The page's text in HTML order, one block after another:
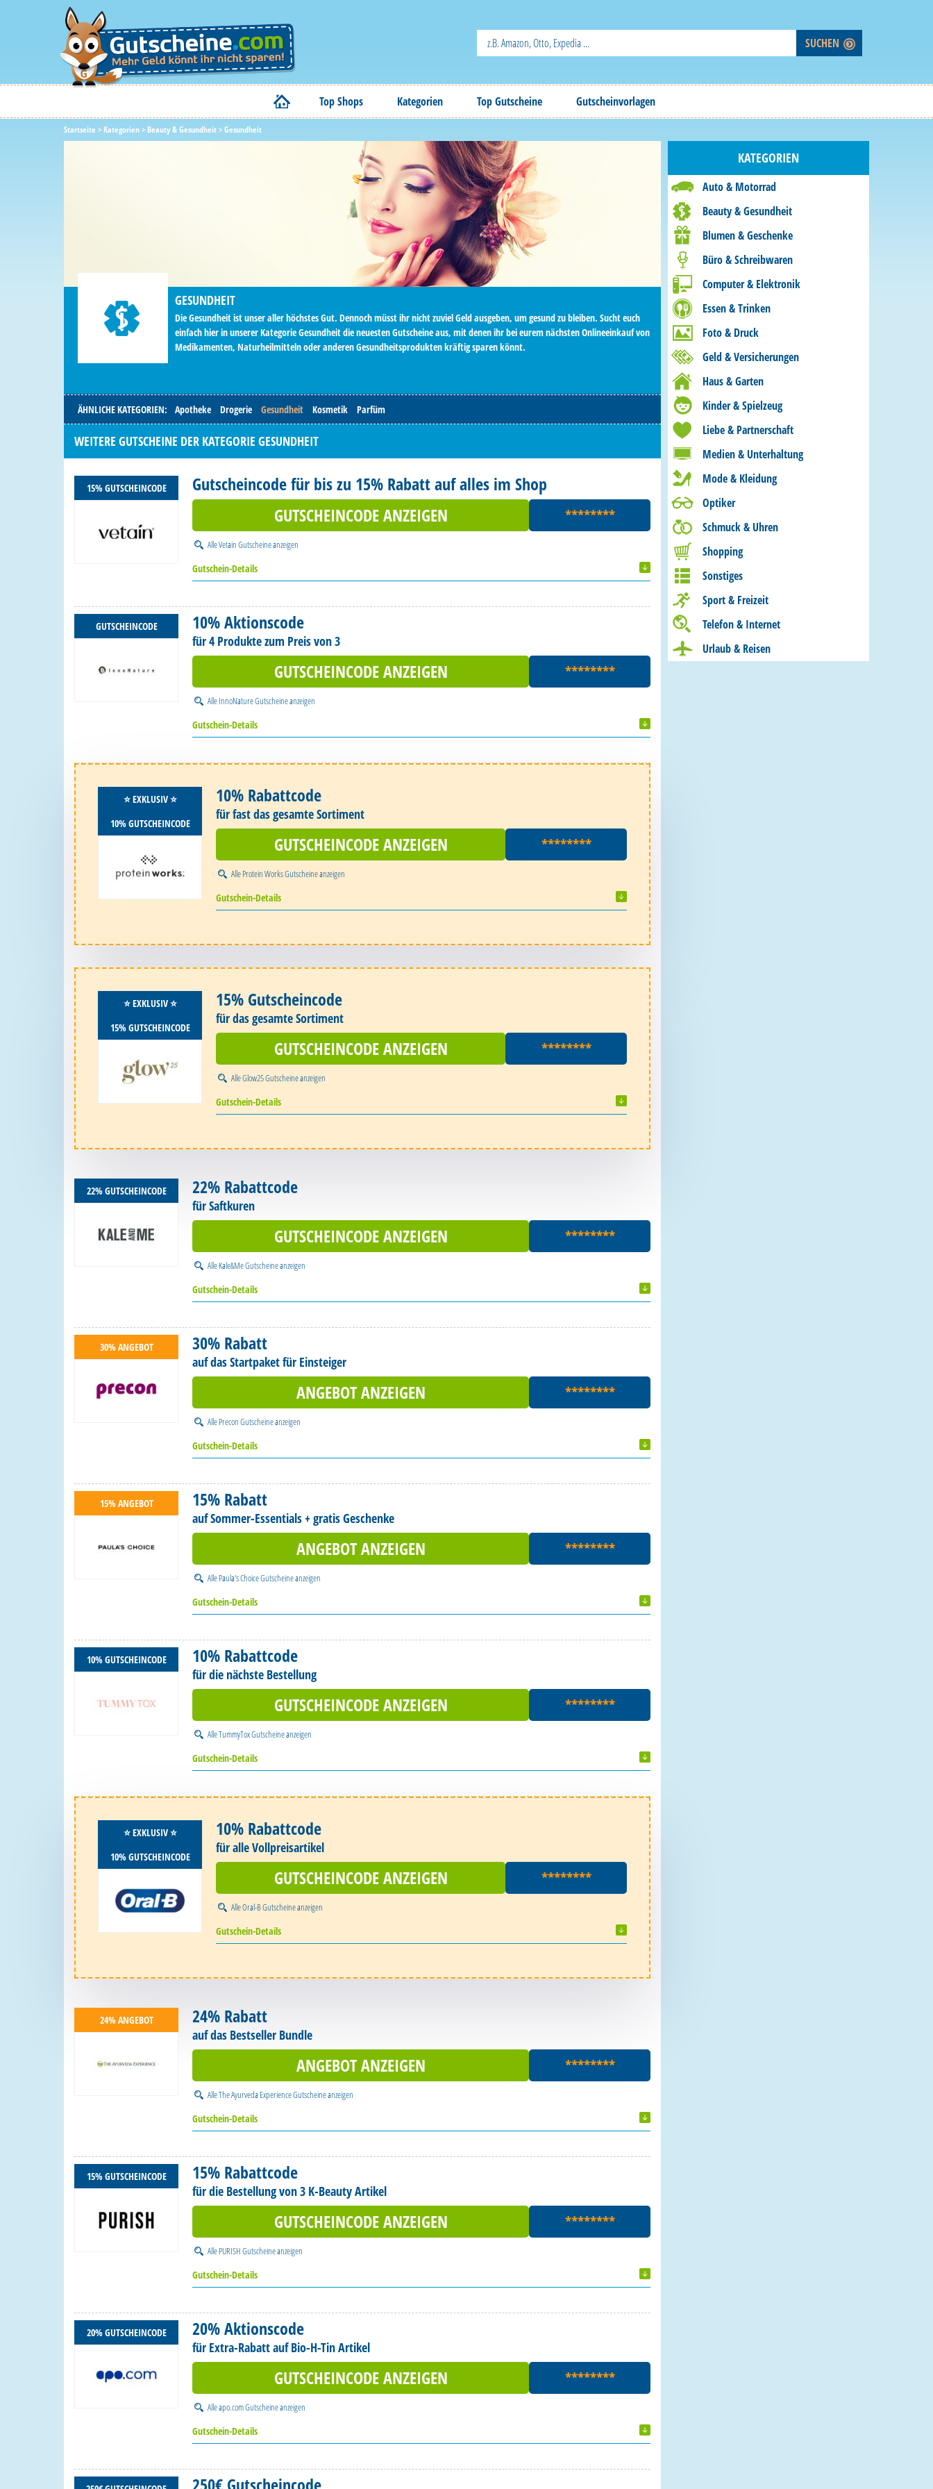
Top Shops Kategorien Top Gutscheine Gutscheinvorlagen
Startseite >Kategorien>Beauty & Gesundheit>Gesundheit
GESUNDHEIT
Die Gesundheit ist unser aller höchstes Gut. Dennoch müsst ihr nicht zuviel Geld ausgeben, um gesund zu bleiben. Sucht euch
einfach hier in unserer Kategorie Gesundheit die neuesten Gutscheine aus, mit denen ihr bei eurem nächsten Onlineeinkauf von
Medikamenten, Naturheilmitteln oder anderen Gesundheitsprodukten kräftig sparen könnt.
ÄHNLICHE KATEGORIEN: Apotheke Drogerie Gesundheit Kosmetik Parfüm
WEITERE GUTSCHEINE DER KATEGORIE GESUNDHEIT
15% GUTSCHEINCODE
Gutscheincode für bis zu 15% Rabatt auf alles im Shop
GUTSCHEINCODE ANZEIGEN
********
AlleVetain Gutscheineanzeigen
Gutschein-Details
GUTSCHEINCODE 10% Aktionscode
für 4 Produkte zum Preis von 3
GUTSCHEINCODE ANZEIGEN ********
AlleInnoNature Gutscheineanzeigen
Gutschein-Details
⭐️ EXKLUSIV ⭐️
10% GUTSCHEINCODE
10% Rabattcode
für fast das gesamte Sortiment
GUTSCHEINCODE ANZEIGEN ********
AlleProtein Works Gutscheineanzeigen
Gutschein-Details
⭐️ EXKLUSIV ⭐️
15% GUTSCHEINCODE
15% Gutscheincode
für das gesamte Sortiment
GUTSCHEINCODE ANZEIGEN ********
AlleGlow25 Gutscheineanzeigen
Gutschein-Details
22% GUTSCHEINCODE 22% Rabattcode
für Saftkuren
GUTSCHEINCODE ANZEIGEN ********
AlleKale&Me Gutscheineanzeigen
Gutschein-Details
30% ANGEBOT 30% Rabatt
auf das Startpaket für Einsteiger
ANGEBOT ANZEIGEN ********
AllePrecon Gutscheineanzeigen
Gutschein-Details
15% ANGEBOT 15% Rabatt
auf Sommer-Essentials + gratis Geschenke
ANGEBOT ANZEIGEN ********
AllePaula's Choice Gutscheineanzeigen
Gutschein-Details
10% GUTSCHEINCODE 10% Rabattcode
für die nächste Bestellung
GUTSCHEINCODE ANZEIGEN ********
AlleTummyTox Gutscheineanzeigen
Gutschein-Details
⭐️ EXKLUSIV ⭐️
10% GUTSCHEINCODE
10% Rabattcode
für alle Vollpreisartikel
GUTSCHEINCODE ANZEIGEN ********
AlleOral-B Gutscheineanzeigen
Gutschein-Details
24% ANGEBOT 24% Rabatt
auf das Bestseller Bundle
ANGEBOT ANZEIGEN ********
AlleThe Ayurveda Experience Gutscheineanzeigen
Gutschein-Details
15% GUTSCHEINCODE 15% Rabattcode
für die Bestellung von 3 K-Beauty Artikel
GUTSCHEINCODE ANZEIGEN ********
AllePURISH Gutscheineanzeigen
Gutschein-Details
20% GUTSCHEINCODE 20% Aktionscode
für Extra-Rabatt auf Bio-H-Tin Artikel
GUTSCHEINCODE ANZEIGEN ********
Alleapo.com Gutscheineanzeigen
Gutschein-Details
KATEGORIEN
Auto & Motorrad
Beauty & Gesundheit
Blumen & Geschenke
Büro & Schreibwaren
Computer & Elektronik
Essen & Trinken
Foto & Druck
Geld & Versicherungen
Haus & Garten
Kinder & Spielzeug
Liebe & Partnerschaft
Medien & Unterhaltung
Mode & Kleidung
Optiker
Schmuck & Uhren
Shopping
Sonstiges
Sport & Freizeit
Telefon & Internet
Urlaub & Reisen